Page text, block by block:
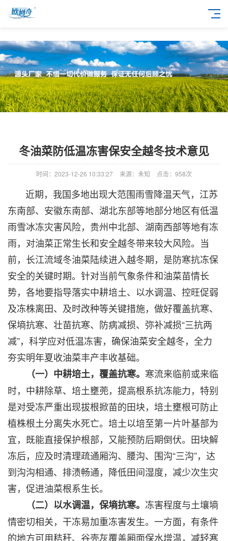
冬油菜防低温冻害保安全越冬技术意见
时间：2023-12-26 10:33:27 来源：未知 点击： 958次
近期，我国多地出现大范围雨雪降温天气，江苏
东南部、安徽东南部、湖北东部等地部分地区有低温
雨雪冰冻灾害风险，贵州中北部、湖南西部等地有冻
雨，对油菜正常生长和安全越冬带来较大风险。当
前，长江流域冬油菜陆续进入越冬期，是防寒抗冻保
安全的关键时期。针对当前气象条件和油菜苗情长
势，各地要指导落实中耕培土、以水调温、控旺促弱
及冻株离田、及时改种等关键措施，做好覆盖抗寒、
保墒抗寒、壮苗抗寒、防病减损、弥补减损“三抗两
减”，科学应对低温冻害，确保油菜安全越冬，全力
夯实明年夏收油菜丰产丰收基础。
（一）中耕培土，覆盖抗寒。 寒流来临前或来临
时，中耕除草、培土壅蔸，提高根系抗冻能力，特别
是对受冻严重出现拔根掀苗的田块，培土壅根可防止
植株根土分离失水死亡。培土以培至第一片叶基部为
宜，既能直接保护根部，又能预防后期倒伏。田块解
冻后，应及时清理疏通厢沟、腰沟、围沟“三沟”，达
到沟沟相通、排渍畅通，降低田间湿度，减少次生灾
害，促进油菜根系生长。
（二）以水调温，保墒抗寒。 冻害程度与土壤墒
情密切相关，干冻易加重冻害发生。一方面，有条件
的地方可用秸秆、谷壳灰覆盖厢面保水增温，减轻寒